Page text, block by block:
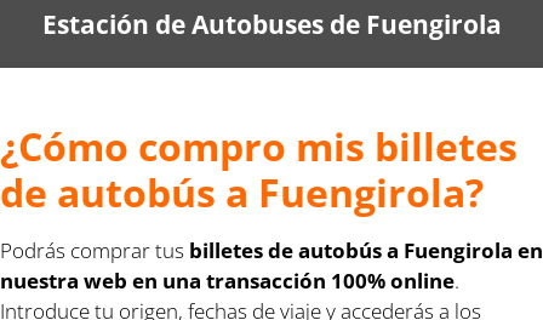
Estación de Autobuses de Fuengirola
¿Cómo compro mis billetes
de autobús a Fuengirola?
Podrás comprar tus billetes de autobús a Fuengirola en
nuestra web en una transacción 100% online.
Introduce tu origen, fechas de viaje y accederás a los